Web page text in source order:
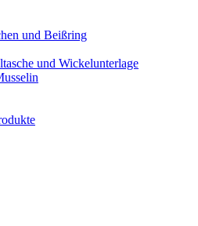
und Beißring
und Wickelunterlage